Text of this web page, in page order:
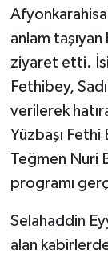
anlam
ziyaret etti.
Fethibey,
verilerek
Yüzbaşı Fethi
Teğmen Nuri
programı
Selahaddin
alan